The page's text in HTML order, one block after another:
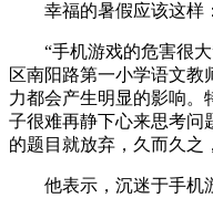
幸福的暑假应该这样
“手机游戏的危害很大
区南阳路第一小学语文教
力都会产生明显的影响。
子很难再静下心来思考问
的题目就放弃，久而久之
他表示，沉迷于手机游